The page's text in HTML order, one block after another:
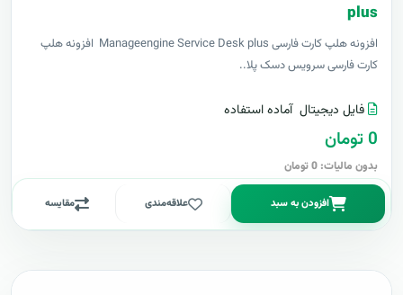
plus
افزونه هلپ کارت فارسی Manageengine Service Desk plus افزونه هلپ
کارت فارسی سرویس دسک پلا..
فایل دیجیتال آماده استفاده
0 تومان
بدون مالیات: 0 تومان
افزودن به سبد علاقه‌مندی مقایسه